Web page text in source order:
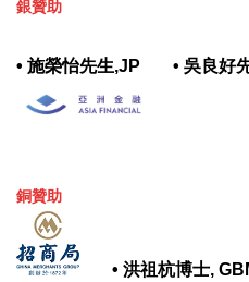
銀贊助
• 施榮怡先生,JP • 吳良好
銅贊助
• 洪祖杭博士,